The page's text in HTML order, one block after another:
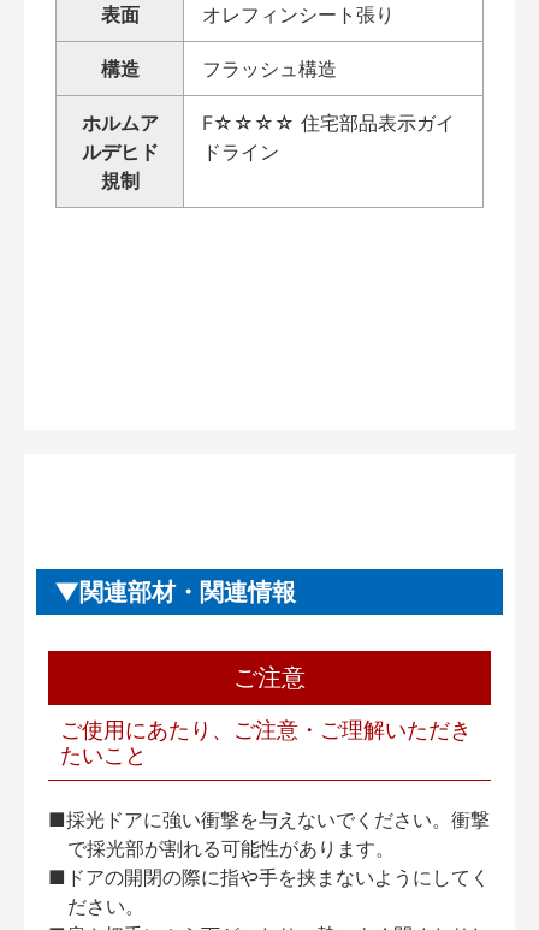
表面 オレフィンシート張り
構造 フラッシュ構造
ホルムア
ルデヒド
規制
F☆☆☆☆ 住宅部品表示ガイ
ドライン
関連部材・関連情報
ご注意
ご使用にあたり、ご注意・ご理解いただき
たいこと
■採光ドアに強い衝撃を与えないでください。衝撃
で採光部が割れる可能性があります。
■ドアの開閉の際に指や手を挟まないようにしてく
ださい。